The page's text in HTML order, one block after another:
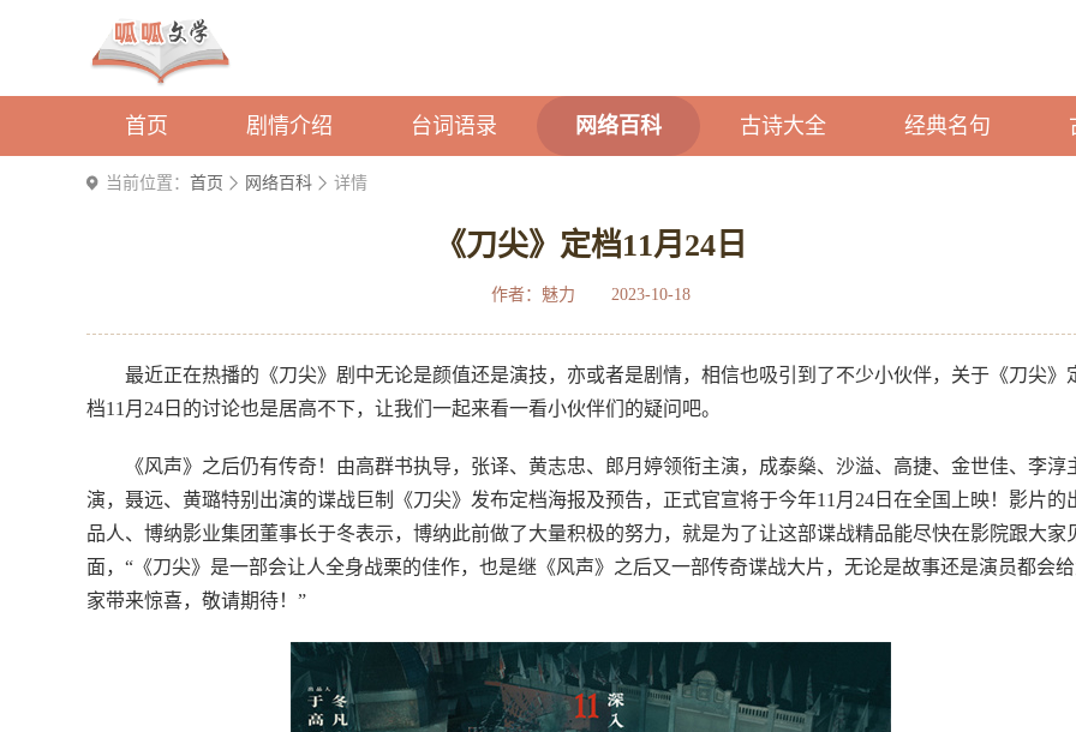
首页 剧情介绍 台词语录 网络百科 古诗大全 经典名句
当前位置： 首页 网络百科 详情
《刀尖》定档11月24日
作者：魅力 2023-10-18
最近正在热播的《刀尖》剧中无论是颜值还是演技，亦或者是剧情，相信也吸引到了不少小伙伴，关于《刀尖》
档11月24日的讨论也是居高不下，让我们一起来看一看小伙伴们的疑问吧。
《风声》之后仍有传奇！由高群书执导，张译、黄志忠、郎月婷领衔主演，成泰燊、沙溢、高捷、金世佳、李淳
演，聂远、黄璐特别出演的谍战巨制《刀尖》发布定档海报及预告，正式官宣将于今年11月24日在全国上映！影片的
品人、博纳影业集团董事长于冬表示，博纳此前做了大量积极的努力，就是为了让这部谍战精品能尽快在影院跟大家
面，“《刀尖》是一部会让人全身战栗的佳作，也是继《风声》之后又一部传奇谍战大片，无论是故事还是演员都会
家带来惊喜，敬请期待！”